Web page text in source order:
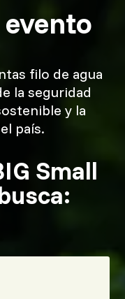
filo de agua
la seguridad
y la
país.
Small